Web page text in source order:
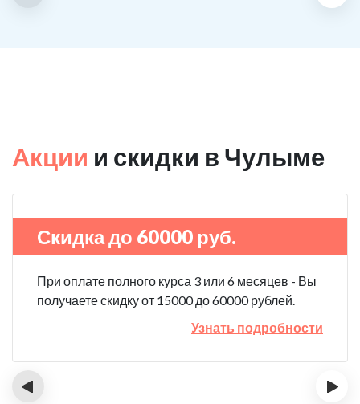
Акции и скидки в Чулыме
Скидка до 60000 руб.
При оплате полного курса 3 или 6 месяцев - Вы
получаете скидку от 15000 до 60000 рублей.
Узнать подробности
‹ ›